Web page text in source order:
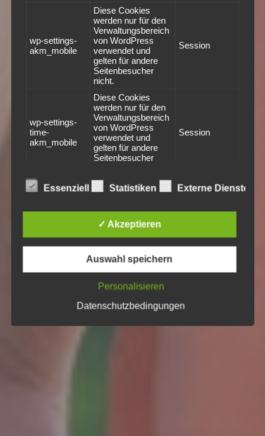
wp-settings-
akm_mobile
Diese Cookies
werden nur für den
Verwaltungsbereich
von WordPress
verwendet und
gelten für andere
Seitenbesucher
nicht.
Session
wp-settings-
time-
akm_mobile
Diese Cookies
werden nur für den
Verwaltungsbereich
von WordPress
verwendet und
gelten für andere
Seitenbesucher
Session
wird für A/B-Tests
von neuen
verwendet.
speichert, ob der
Besucher die
Website angezeigt
bekommen möchte.
Essenziell Statistiken Externe Dienste
✓ Akzeptieren
Auswahl speichern
Personalisieren
Datenschutzbedingungen